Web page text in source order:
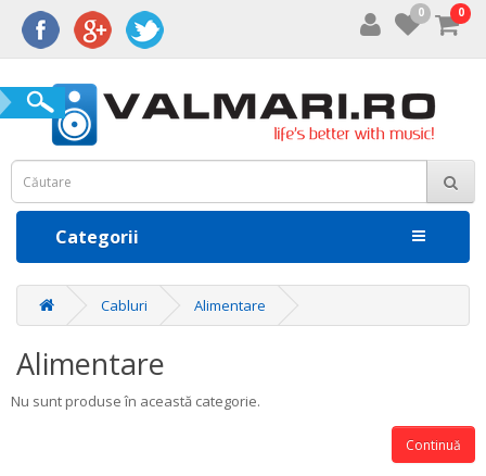
0 0
Categorii
Cabluri Alimentare
Alimentare
Nu sunt produse în această categorie.
Continuă